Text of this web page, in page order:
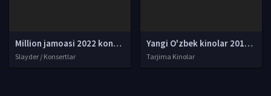
Million jamoasi 2022 konserti / Million jamoasi konsert dasturi 2022 4K UHD tas-ix skachat
Slayder / Konsertlar
Yangi O'zbek kinolar 2010-2011-2012-2013-2014-2015-2016-2017-2018-2019-2020-2021-2022-2023-2024-2025 O'zbek tilida Uzbek tarjima Full HD
Tarjima Kinolar